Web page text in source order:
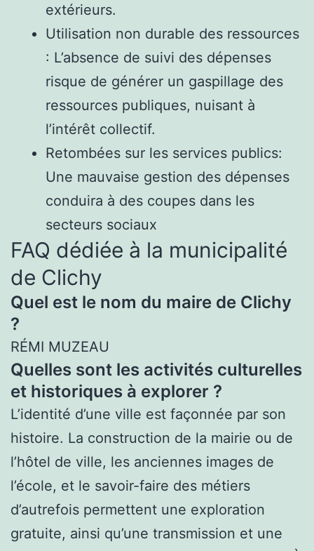
extérieurs.
Utilisation non durable des ressources
: L’absence de suivi des dépenses
risque de générer un gaspillage des
ressources publiques, nuisant à
l’intérêt collectif.
Retombées sur les services publics:
Une mauvaise gestion des dépenses
conduira à des coupes dans les
secteurs sociaux
FAQ dédiée à la municipalité
de Clichy
Quel est le nom du maire de Clichy
?
RÉMI MUZEAU
Quelles sont les activités culturelles
et historiques à explorer ?
L’identité d’une ville est façonnée par son
histoire. La construction de la mairie ou de
l’hôtel de ville, les anciennes images de
l’école, et le savoir-faire des métiers
d’autrefois permettent une exploration
gratuite, ainsi qu’une transmission et une